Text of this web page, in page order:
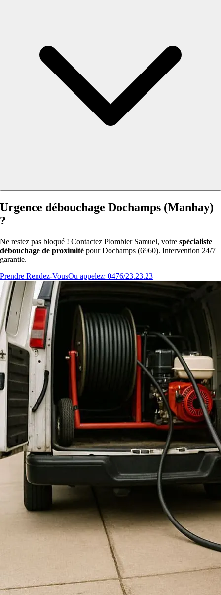
Urgence débouchage Dochamps (Manhay)
?
Ne restez pas bloqué ! Contactez Plombier Samuel, votre spécialiste
débouchage de proximité pour Dochamps (6960). Intervention 24/7
garantie.
Prendre Rendez-VousOu appelez: 0476/23.23.23